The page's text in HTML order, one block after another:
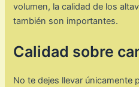
volumen, la calidad de los
también son importantes.
Calidad sobre
No te dejes llevar únicamente